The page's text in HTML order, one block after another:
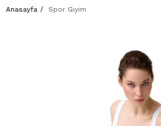
Anasayfa Spor Giyim